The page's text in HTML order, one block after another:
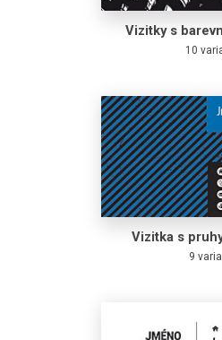
Vizitky s
10
Vizitka s
9